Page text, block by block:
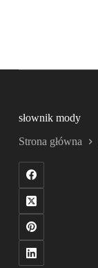
słownik mody
Strona główna